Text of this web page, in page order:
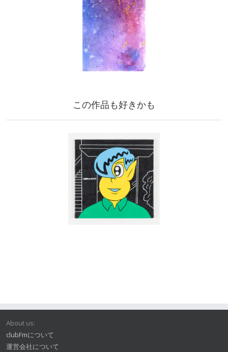
この作品も好きかも
About us:
clubFmについて
運営会社について